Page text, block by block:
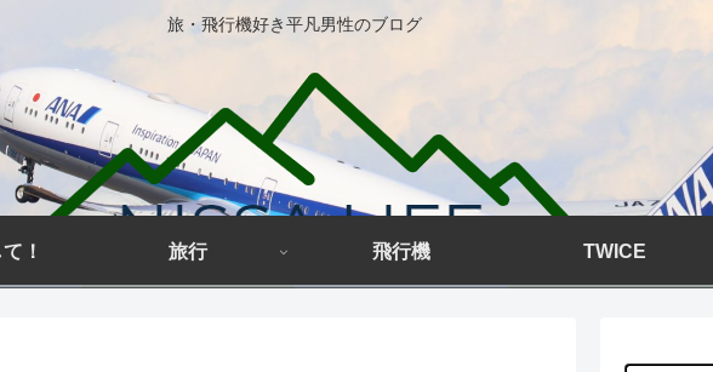
旅・飛行機好き平凡男性のブログ
！ 旅行 飛行機 TWICE